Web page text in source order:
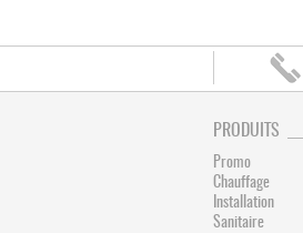
PRODUITS
Promo
Chauffage
Installation
Sanitaire